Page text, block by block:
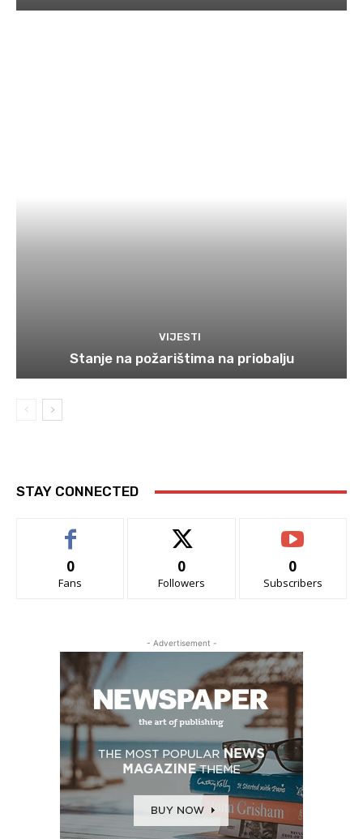
VIJESTI
Stanje na požarištima na priobalju
STAY CONNECTED
0
Fans
0
Followers
0
Subscribers
- Advertisement -